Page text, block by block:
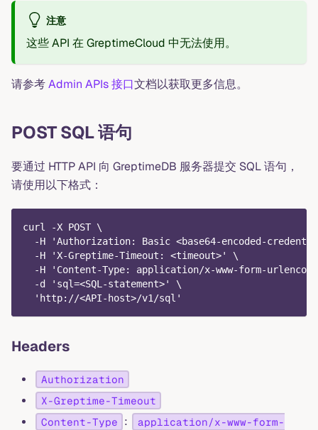
注意
这些 API 在 GreptimeCloud 中无法使用。
请参考Admin APIs 接口文档以获取更多信息。
POST SQL 语句
要通过 HTTP API 向 GreptimeDB 服务器提交 SQL 语句，
请使用以下格式：
curl -X POST \
-H 'Authorization: Basic <base64-encoded-
  -H 'X-Greptime-Timeout: <timeout>' \
-H 'Content-Type: application/x-www-form-
  -d 'sql=<SQL-statement>' \
  'http://<API-host>/v1/sql'
Headers
Authorization
X-Greptime-Timeout
Content-Type
:
application/x-www-form-